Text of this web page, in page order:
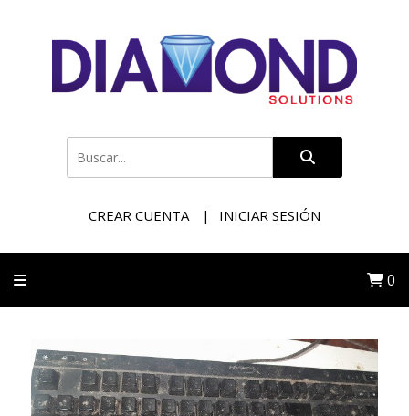
CREAR CUENTA INICIAR SESIÓN
0